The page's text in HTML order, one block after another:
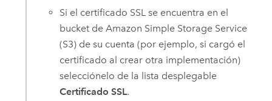
Si el certificado SSL se encuentra en el
bucket deAmazon Simple Storage Service
(S3) de su cuenta (por ejemplo, si cargó el
certificado al crear otra implementación)
selecciónelo de la lista desplegable
Certificado SSL.